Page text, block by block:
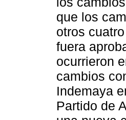
que los
otros
fuera
ocurrieron
cambios
Indemaya
Partido de